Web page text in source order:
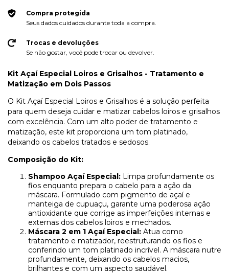
Compra protegida
Seus dados cuidados durante toda a compra.
Trocas e devoluções
Se não gostar, você pode trocar ou devolver.
Kit Açaí Especial Loiros e Grisalhos - Tratamento e
Matização em Dois Passos
O Kit Açaí Especial Loiros e Grisalhos é a solução perfeita
para quem deseja cuidar e matizar cabelos loiros e grisalhos
com excelência. Com um alto poder de tratamento e
matização, este kit proporciona um tom platinado,
deixando os cabelos tratados e sedosos.
Composição do Kit:
Shampoo Açaí Especial: Limpa profundamente os
fios enquanto prepara o cabelo para a ação da
máscara. Formulado com pigmento de açaí e
manteiga de cupuaçu, garante uma poderosa ação
antioxidante que corrige as imperfeições internas e
externas dos cabelos loiros e mechados.
Máscara 2 em 1 Açaí Especial: Atua como
tratamento e matizador, reestruturando os fios e
conferindo um tom platinado incrível. A máscara nutre
profundamente, deixando os cabelos macios,
brilhantes e com um aspecto saudável.